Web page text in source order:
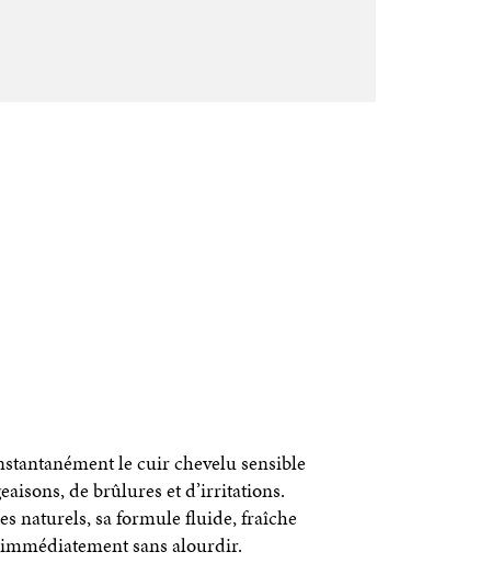
le cuir chevelu sensible
de brûlures et d’irritations.
naturels, sa formule fluide, fraîche
sans alourdir.